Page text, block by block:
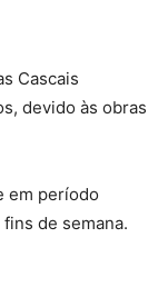
Cascais
devido às obras
em período
de semana.